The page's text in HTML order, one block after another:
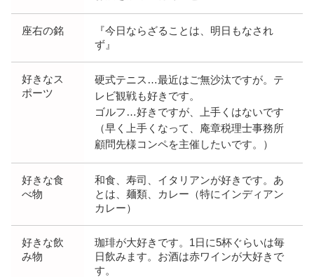
座右の銘
『今日ならざることは、明日もなされ
ず』
好きなス
ポーツ
硬式テニス…最近はご無沙汰ですが。テ
レビ観戦も好きです。
ゴルフ…好きですが、上手くはないです
（早く上手くなって、庵章税理士事務所
顧問先様コンペを主催したいです。）
好きな食
べ物
和食、寿司、イタリアンが好きです。あ
とは、麺類、カレー（特にインディアン
カレー）
好きな飲
み物
珈琲が大好きです。1日に5杯ぐらいは毎
日飲みます。お酒は赤ワインが大好きで
す。